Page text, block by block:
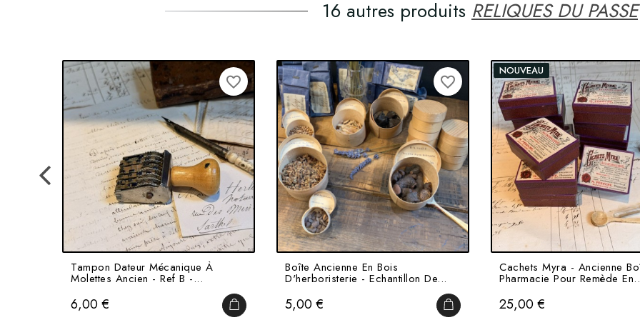
16 autres produits RELIQUES DU PASSE
Tampon Dateur Mécanique À
Molettes Ancien - Ref B -...
Prix
6,00 € AJOUTER AU PANIER
favorite_border
Boîte Ancienne En Bois
D'herboristerie - Echantillon De...
Prix
5,00 € AJOUTER AU PANIER
favorite_border
NOUVEAU
Cachets Myra - Ancienne
Pharmacie Pour Remède
Prix
25,00 €